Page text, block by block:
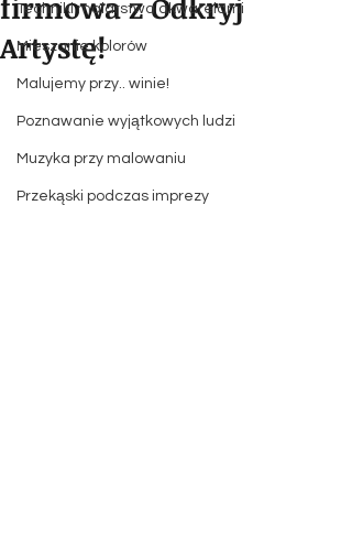
Techniki malarstwa akwarelami
Mieszanie kolorów
Malujemy przy.. winie!
Poznawanie wyjątkowych ludzi
Muzyka przy malowaniu
Przekąski podczas imprezy
Artystę!